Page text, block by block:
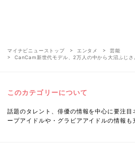
マイナビニューストップ エンタメ
芸能
CanCam新世代モデル、2万人の中から大沼ふじさ
このカテゴリーについて
話題のタレント、俳優の情報を中心に要注
ープアイドルや・グラビアアイドルの情報も